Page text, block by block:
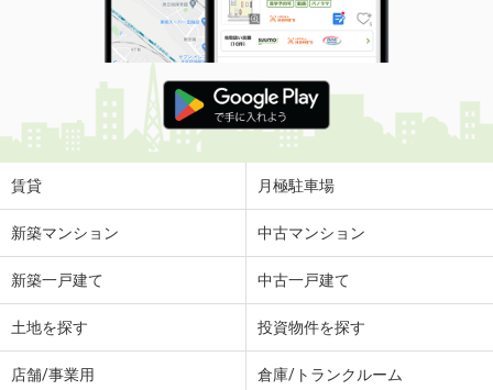
間取り
2DK
滋賀県大津市大萱１丁目
価 格
6万円
住 所
滋賀県大津市大萱１丁目
専有面積
滋賀県東近江市沖野４
6.40万円
賃貸 月極駐車場
新築マンション 中古マンション
新築一戸建て 中古一戸建て
土地を探す 投資物件を探す
店舗/事業用 倉庫/トランクルーム